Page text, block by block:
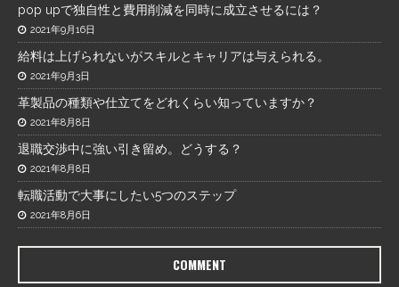
pop upで独自性と費用削減を同時に成立させるには？
2021年9月16日
給料は上げられないがスキルとキャリアは与えられる。
2021年9月3日
革製品の種類や仕立てをどれくらい知っていますか？
2021年8月8日
退職交渉中に強い引き留め。どうする？
2021年8月8日
転職活動で大事にしたい5つのステップ
2021年8月6日
COMMENT